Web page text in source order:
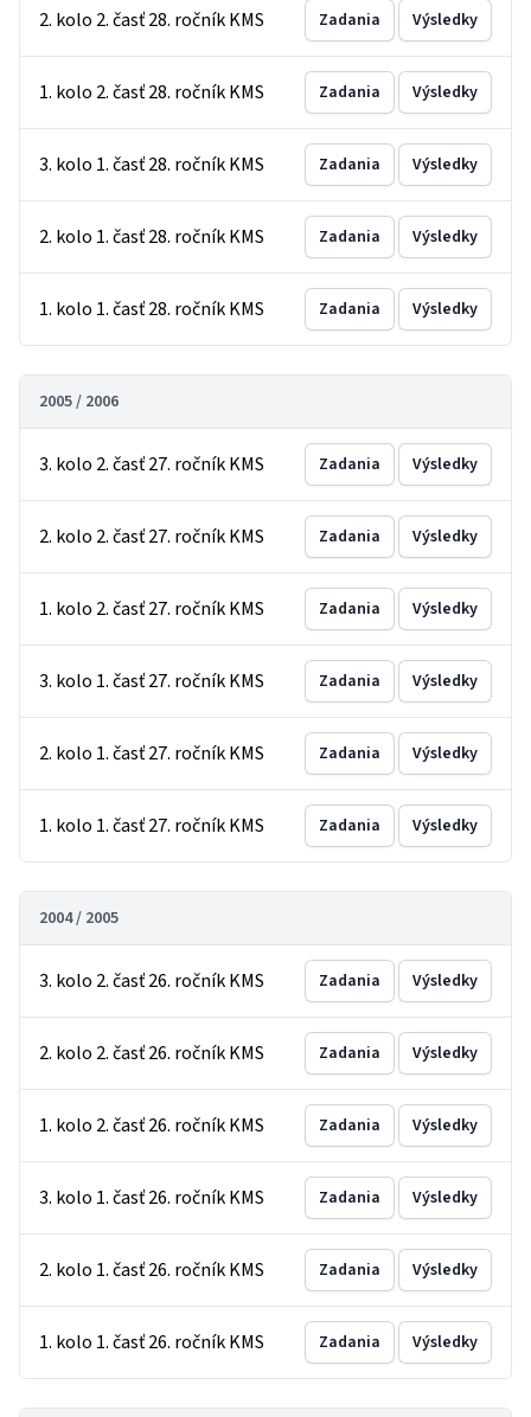
2. kolo 2. časť 28. ročník KMS Zadania Výsledky
1. kolo 2. časť 28. ročník KMS Zadania Výsledky
3. kolo 1. časť 28. ročník KMS Zadania Výsledky
2. kolo 1. časť 28. ročník KMS Zadania Výsledky
1. kolo 1. časť 28. ročník KMS Zadania Výsledky
2005 / 2006
3. kolo 2. časť 27. ročník KMS Zadania Výsledky
2. kolo 2. časť 27. ročník KMS Zadania Výsledky
1. kolo 2. časť 27. ročník KMS Zadania Výsledky
3. kolo 1. časť 27. ročník KMS Zadania Výsledky
2. kolo 1. časť 27. ročník KMS Zadania Výsledky
1. kolo 1. časť 27. ročník KMS Zadania Výsledky
2004 / 2005
3. kolo 2. časť 26. ročník KMS Zadania Výsledky
2. kolo 2. časť 26. ročník KMS Zadania Výsledky
1. kolo 2. časť 26. ročník KMS Zadania Výsledky
3. kolo 1. časť 26. ročník KMS Zadania Výsledky
2. kolo 1. časť 26. ročník KMS Zadania Výsledky
1. kolo 1. časť 26. ročník KMS Zadania Výsledky